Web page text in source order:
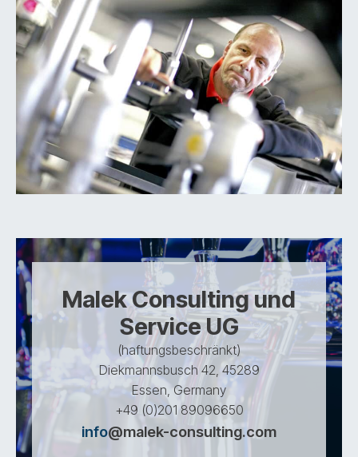
Malek Consulting und
Service UG
(haftungsbeschränkt)
Diekmannsbusch 42, 45289
Essen, Germany
+49 (0)201 89096650
info@malek-consulting.com